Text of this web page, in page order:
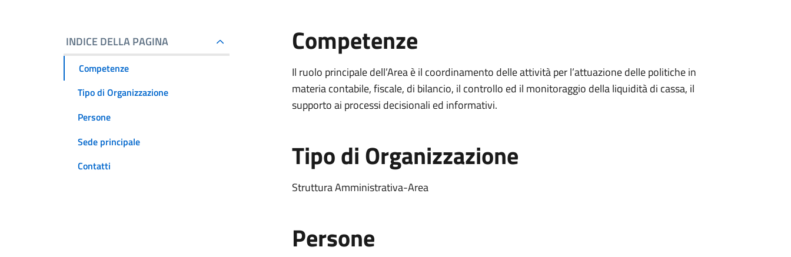
INDICE DELLA PAGINA
Competenze
Tipo di Organizzazione
Persone
Sede principale
Contatti
Competenze
Il ruolo principale dell’Area è il coordinamento delle attività per l’attuazione delle politiche in
materia contabile, fiscale, di bilancio, il controllo ed il monitoraggio della liquidità di cassa, il
supporto ai processi decisionali ed informativi.
Tipo di Organizzazione
Struttura Amministrativa-Area
Persone